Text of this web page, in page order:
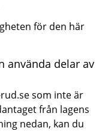
för den här
använda delar av
som inte är
från lagens
nedan, kan du